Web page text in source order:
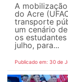
A
do Acre
transporte
um cenário
os
julho, para...
Publicado em: 30 de